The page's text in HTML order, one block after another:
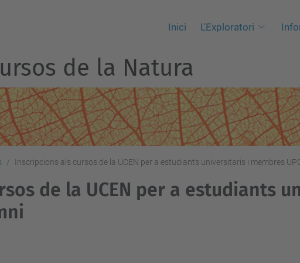
Inici L'Exploratori
de la Natura
Inscripcions als cursos de la UCEN per a estudiants universitaris i membres
de la UCEN per a estudiants